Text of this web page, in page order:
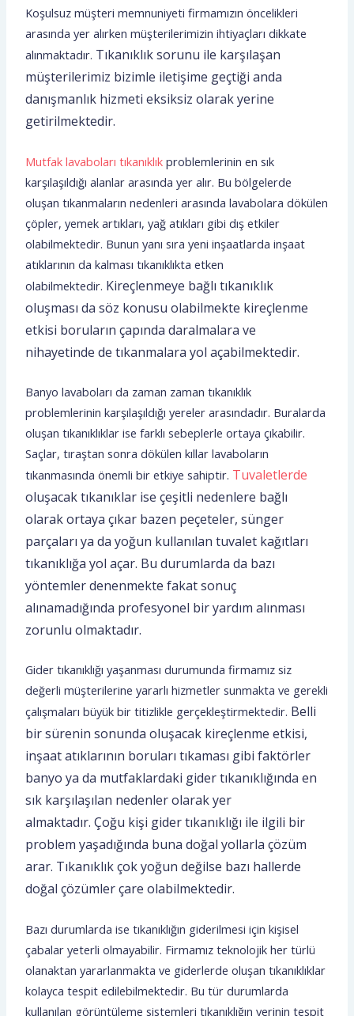
Koşulsuz müşteri memnuniyeti firmamızın öncelikleri
arasında yer alırken müşterilerimizin ihtiyaçları dikkate
alınmaktadır. Tıkanıklık sorunu ile karşılaşan
müşterilerimiz bizimle iletişime geçtiği anda
danışmanlık hizmeti eksiksiz olarak yerine
getirilmektedir.
Mutfak lavaboları tıkanıklık problemlerinin en sık
karşılaşıldığı alanlar arasında yer alır. Bu bölgelerde
oluşan tıkanmaların nedenleri arasında lavabolara dökülen
çöpler, yemek artıkları, yağ atıkları gibi dış etkiler
olabilmektedir. Bunun yanı sıra yeni inşaatlarda inşaat
atıklarının da kalması tıkanıklıkta etken
olabilmektedir. Kireçlenmeye bağlı tıkanıklık
oluşması da söz konusu olabilmekte kireçlenme
etkisi boruların çapında daralmalara ve
nihayetinde de tıkanmalara yol açabilmektedir.
Banyo lavaboları da zaman zaman tıkanıklık
problemlerinin karşılaşıldığı yereler arasındadır. Buralarda
oluşan tıkanıklıklar ise farklı sebeplerle ortaya çıkabilir.
Saçlar, tıraştan sonra dökülen kıllar lavaboların
tıkanmasında önemli bir etkiye sahiptir. Tuvaletlerde
oluşacak tıkanıklar ise çeşitli nedenlere bağlı
olarak ortaya çıkar bazen peçeteler, sünger
parçaları ya da yoğun kullanılan tuvalet kağıtları
tıkanıklığa yol açar. Bu durumlarda da bazı
yöntemler denenmekte fakat sonuç
alınamadığında profesyonel bir yardım alınması
zorunlu olmaktadır.
Gider tıkanıklığı yaşanması durumunda firmamız siz
değerli müşterilerine yararlı hizmetler sunmakta ve gerekli
çalışmaları büyük bir titizlikle gerçekleştirmektedir. Belli
bir sürenin sonunda oluşacak kireçlenme etkisi,
inşaat atıklarının boruları tıkaması gibi faktörler
banyo ya da mutfaklardaki gider tıkanıklığında en
sık karşılaşılan nedenler olarak yer
almaktadır.Çoğu kişi gider tıkanıklığı ile ilgili bir
problem yaşadığında buna doğal yollarla çözüm
arar. Tıkanıklık çok yoğun değilse bazı hallerde
doğal çözümler çare olabilmektedir.
Bazı durumlarda ise tıkanıklığın giderilmesi için kişisel
çabalar yeterli olmayabilir. Firmamız teknolojik her türlü
olanaktan yararlanmakta ve giderlerde oluşan tıkanıklıklar
kolayca tespit edilebilmektedir. Bu tür durumlarda
kullanılan görüntüleme sistemleri tıkanıklığın yerinin tespit